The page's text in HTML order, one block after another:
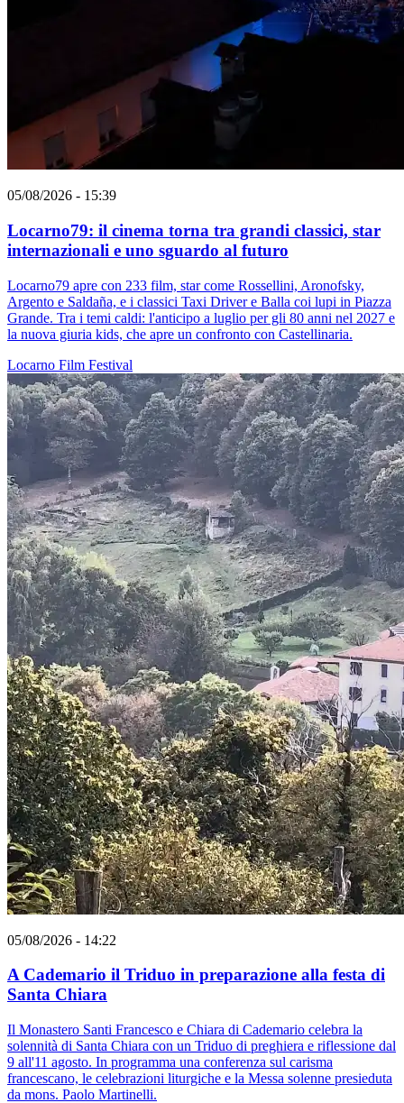
05/08/2026 - 15:39
Locarno79: il cinema torna tra grandi classici, star
internazionali e uno sguardo al futuro
Locarno79 apre con 233 film, star come Rossellini, Aronofsky,
Argento e Saldaña, e i classici Taxi Driver e Balla coi lupi in Piazza
Grande. Tra i temi caldi: l'anticipo a luglio per gli 80 anni nel 2027 e
la nuova giuria kids, che apre un confronto con Castellinaria.
Locarno Film Festival
05/08/2026 - 14:22
A Cademario il Triduo in preparazione alla festa di
Santa Chiara
Il Monastero Santi Francesco e Chiara di Cademario celebra la
solennità di Santa Chiara con un Triduo di preghiera e riflessione dal
9 all'11 agosto. In programma una conferenza sul carisma
francescano, le celebrazioni liturgiche e la Messa solenne presieduta
da mons. Paolo Martinelli.